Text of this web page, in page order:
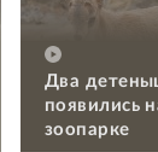
Два
появились
зоопарке